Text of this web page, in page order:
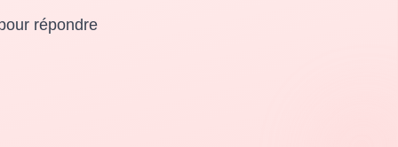
répondre